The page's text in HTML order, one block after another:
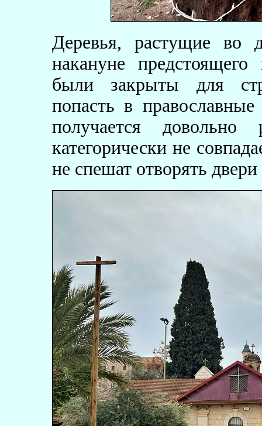
Деревья, растущие во
накануне
были закрыты для
попасть в
получается
категорически не
не спешат отворять